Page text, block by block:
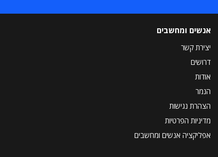
אנשים ומחשבים
יצירת קשר
דרושים
אודות
הנמר
הצהרת נגישות
מדיניות הפרטיות
אפליקציה אנשים ומחשבים